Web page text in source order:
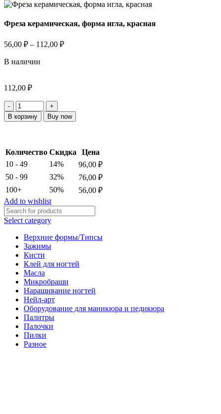
Фреза керамическая, форма игла, красная
56,00 ₽ – 112,00 ₽Диапазон
В наличии
112,00 ₽
Количество
товара
Фреза
игла,
В корзину Buy now
Количество Скидка
Цена
10 - 49
14% 96,00 ₽
50 - 99
32% 76,00 ₽
100+
50% 56,00 ₽
Add to wishlist
Select category
Верхние формы/Типсы
Зажимы
Кисти
Клей для ногтей
Масла
Микробраши
Наращивание ногтей
Нейл-арт
Оборудование для маникюра и педикюра
Палитры
Палочки
Пилки
Разное